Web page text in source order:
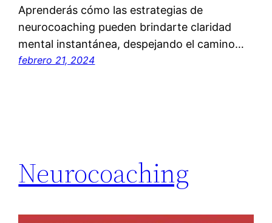
Aprenderás cómo las estrategias de
neurocoaching pueden brindarte claridad
mental instantánea, despejando el camino…
febrero 21, 2024
Neurocoaching